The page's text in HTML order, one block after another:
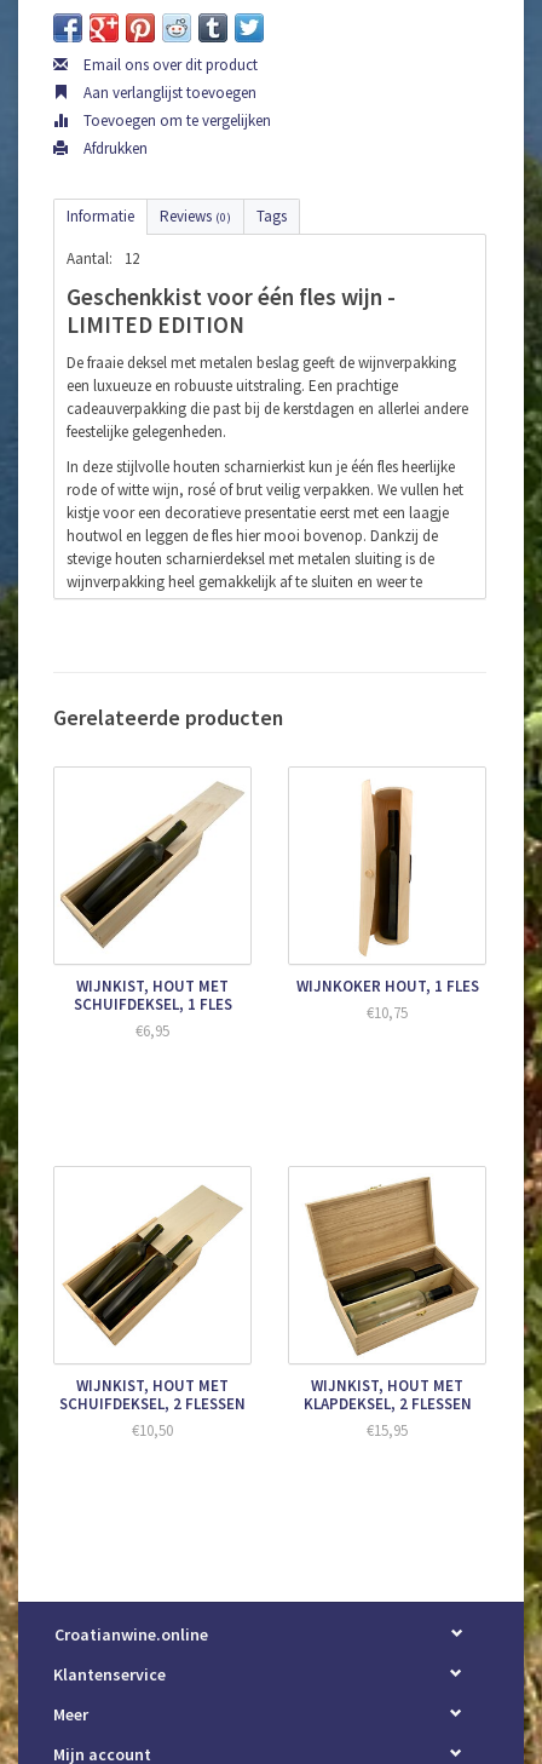
Email ons over dit product
Aan verlanglijst toevoegen
Toevoegen om te vergelijken
Afdrukken
Informatie Reviews (0) Tags
Aantal: 12
Geschenkkist voor één fles wijn -
LIMITED EDITION
De fraaie deksel met metalen beslag geeft de wijnverpakking
een luxueuze en robuuste uitstraling. Een prachtige
cadeauverpakking die past bij de kerstdagen en allerlei andere
feestelijke gelegenheden.
In deze stijlvolle houten scharnierkist kun je één fles heerlijke
rode of witte wijn, rosé of brut veilig verpakken. We vullen het
kistje voor een decoratieve presentatie eerst met een laagje
houtwol en leggen de fles hier mooi bovenop. Dankzij de
stevige houten scharnierdeksel met metalen sluiting is de
wijnverpakking heel gemakkelijk af te sluiten en weer te
openen. Het stoere hengsel van touw maakt de robuuste
standaard bordeaux-flessen of bourgogneflessen.
Wij verkopen cadeauverpakkingen alleen in combinatie met
flessen wijn uit onze webshop, we verkopen geen losse
verpakkingen.
Gerelateerde producten
WIJNKIST, HOUT MET
SCHUIFDEKSEL, 1 FLES
€6,95
WIJNKOKER HOUT, 1 FLES
€10,75
WIJNKIST, HOUT MET
SCHUIFDEKSEL, 2 FLESSEN
€10,50
WIJNKIST, HOUT MET
KLAPDEKSEL, 2 FLESSEN
€15,95
Croatianwine.online
Klantenservice
Meer
Mijn account